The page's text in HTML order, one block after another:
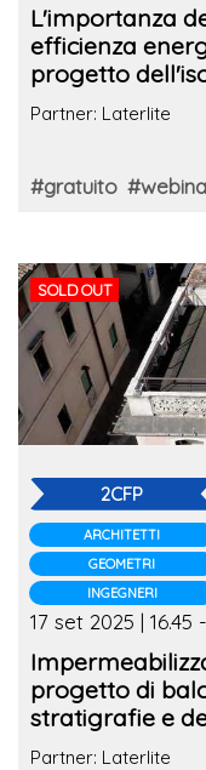
L'importanza
efficienza
progetto
prestazioni
Partner: Laterlite
#gratuito
SOLD OUT
2CFP
ARCHITETTI
GEOMETRI
INGEGNERI
17 set 2025 | 16.45 -
progetto di
stratigrafie e
Partner: Laterlite